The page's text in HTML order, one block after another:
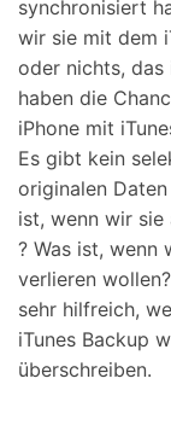
synchronisiert
wir sie mit dem
oder nichts, das
haben die
iPhone mit
Es gibt kein
originalen
ist, wenn wir
? Was ist, wenn
verlieren
sehr hilfreich,
iTunes Backup
überschreiben.